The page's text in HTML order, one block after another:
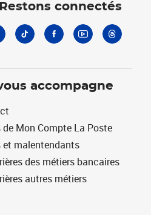
Restons connectés
accompagne
Mon Compte La Poste
et malentendants
des métiers bancaires
autres métiers